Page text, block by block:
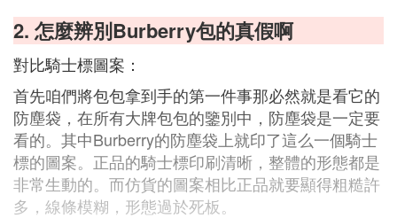
2. 怎麼辨別Burberry包的真假啊
對比騎士標圖案：
首先咱們將包包拿到手的第一件事那必然就是看它的
防塵袋，在所有大牌包包的鑒別中，防塵袋是一定要
看的。其中Burberry的防塵袋上就印了這么一個騎士
標的圖案。正品的騎士標印刷清晰，整體的形態都是
非常生動的。而仿貨的圖案相比正品就要顯得粗糙許
多，線條模糊，形態過於死板。